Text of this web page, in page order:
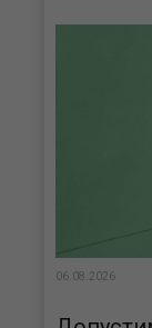
06.08.2026